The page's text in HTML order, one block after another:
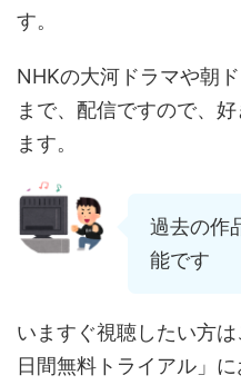
す。
NHKの大河ドラマや朝
まで、配信ですので、
ます。
過去の作
能です
いますぐ視聴したい方
日間無料トライアル」に